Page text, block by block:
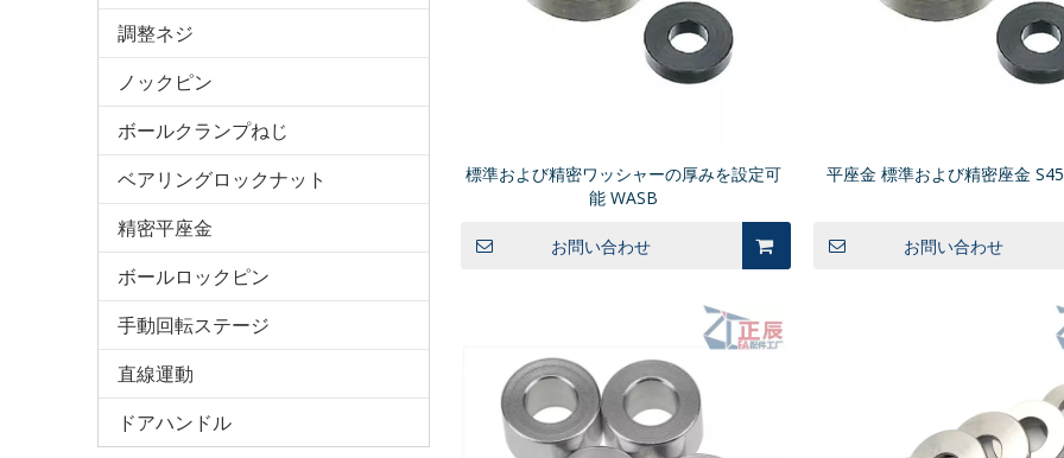
調整ネジ
ノックピン
ボールクランプねじ
ベアリングロックナット
精密平座金
ボールロックピン
手動回転ステージ
直線運動
ドアハンドル
標準および精密ワッシャーの厚みを設定可
能 WASB
お問い合わせ
平座金 標準および精密座金
お問い合わせ